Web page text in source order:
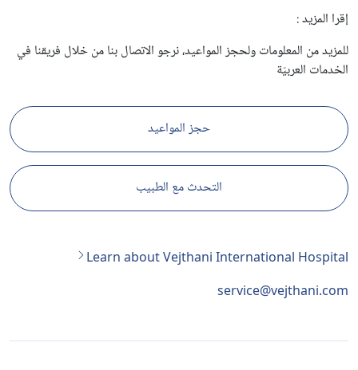
إقرا المزيد :
للمزيد من المعلومات ولحجز المواعيد، نرجو الاتصال بنا من خلال فريقنا في
الخدمات العربيّة
حجز المواعيد
التحدث مع الطبيب
Learn about Vejthani International Hospital
service@vejthani.com